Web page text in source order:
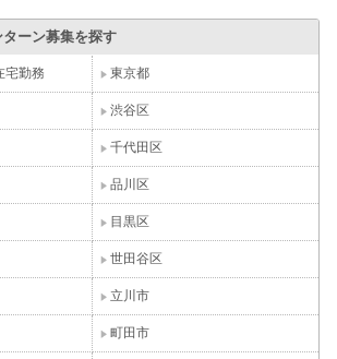
ーン募集を探す
宅勤務 東京都
渋谷区
千代田区
品川区
目黒区
世田谷区
立川市
町田市